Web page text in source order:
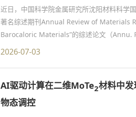
近日，中国科学院金属研究所沈阳材料科学
著名综述期刊Annual Review of Materials
Barocaloric Materials”的综述论文（Annu.
该综述论文系统总结了庞压卡效应发现以来
一。2019年，该团队在全球范围内首次发现
2026-07-03
AI驱动计算在二维MoTe2材料中
物态调控